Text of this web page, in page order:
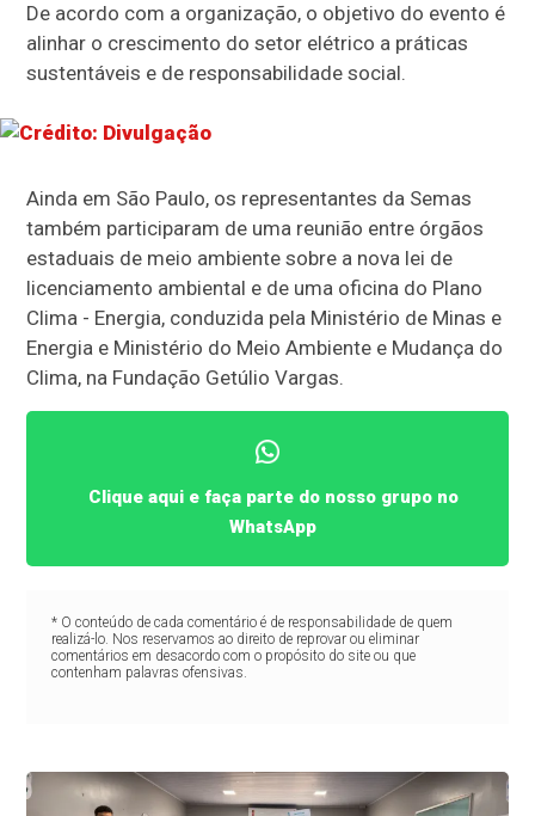
De acordo com a organização, o objetivo do evento é
alinhar o crescimento do setor elétrico a práticas
sustentáveis e de responsabilidade social.
Ainda em São Paulo, os representantes da Semas
também participaram de uma reunião entre órgãos
estaduais de meio ambiente sobre a nova lei de
licenciamento ambiental e de uma oficina do Plano
Clima - Energia, conduzida pela Ministério de Minas e
Energia e Ministério do Meio Ambiente e Mudança do
Clima, na Fundação Getúlio Vargas.
Clique aqui e faça parte do nosso grupo no
WhatsApp
* O conteúdo de cada comentário é de responsabilidade de quem
realizá-lo. Nos reservamos ao direito de reprovar ou eliminar
comentários em desacordo com o propósito do site ou que
contenham palavras ofensivas.